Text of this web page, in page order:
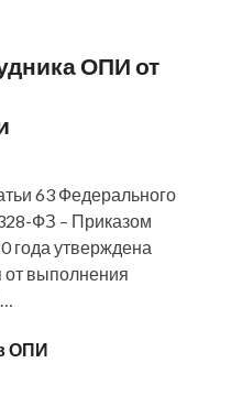
ОПИ от
63 Федерального
ФЗ – Приказом
года утверждена
выполнения
ОПИ